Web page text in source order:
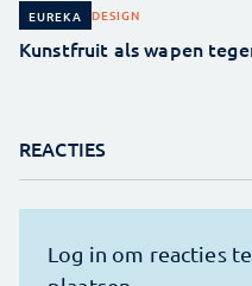
EUREKA DESIGN
Kunstfruit als wapen
REACTIES